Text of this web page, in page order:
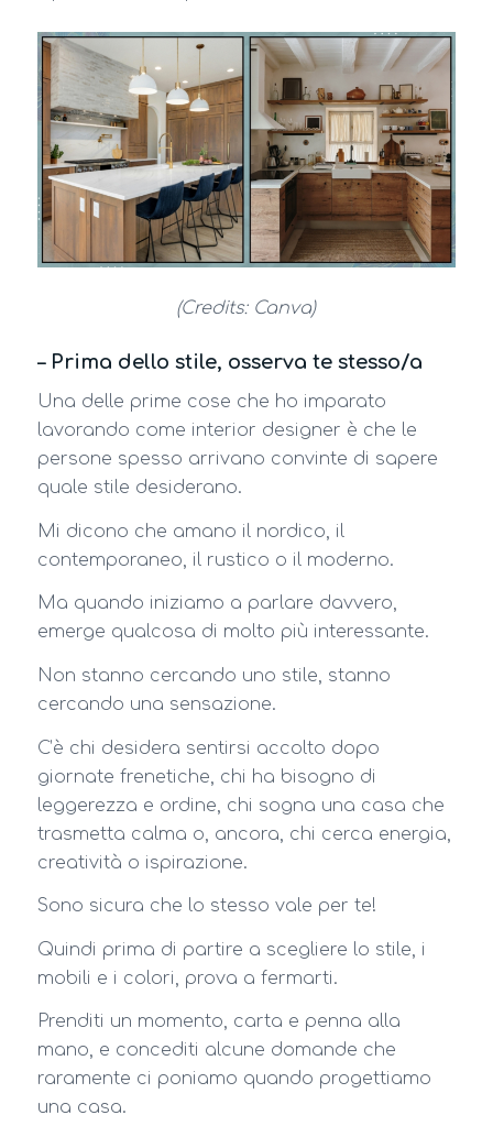
(Credits: Canva)
– Prima dello stile, osserva te stesso/a
Una delle prime cose che ho imparato
lavorando come interior designer è che le
persone spesso arrivano convinte di sapere
quale stile desiderano.
Mi dicono che amano il nordico, il
contemporaneo, il rustico o il moderno.
Ma quando iniziamo a parlare davvero,
emerge qualcosa di molto più interessante.
Non stanno cercando uno stile, stanno
cercando una sensazione.
C’è chi desidera sentirsi accolto dopo
giornate frenetiche, chi ha bisogno di
leggerezza e ordine, chi sogna una casa che
trasmetta calma o, ancora, chi cerca energia,
creatività o ispirazione.
Sono sicura che lo stesso vale per te!
Quindi prima di partire a scegliere lo stile, i
mobili e i colori, prova a fermarti.
Prenditi un momento, carta e penna alla
mano, e concediti alcune domande che
raramente ci poniamo quando progettiamo
una casa.